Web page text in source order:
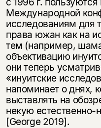
Международной
исследованиям для
права южан как на
тем (например,
объективацию
они теперь
«инуитские
напоминает о днях,
выставлять на
некую естественно-
[George 2019].